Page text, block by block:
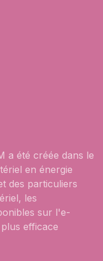
a été créée dans le
en énergie
des particuliers
les
sur l'e-
efficace